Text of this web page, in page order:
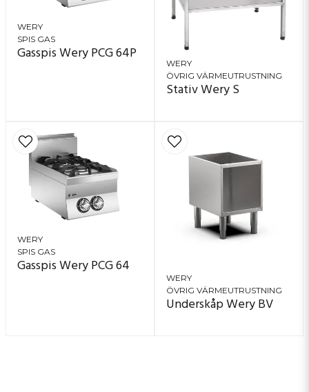
WERY
SPIS GAS
Gasspis Wery PCG 64P
WERY
ÖVRIG VÄRMEUTRUSTNING
Stativ Wery S
WERY
SPIS GAS
Gasspis Wery PCG 64
WERY
ÖVRIG VÄRMEUTRUSTNING
Underskåp Wery BV